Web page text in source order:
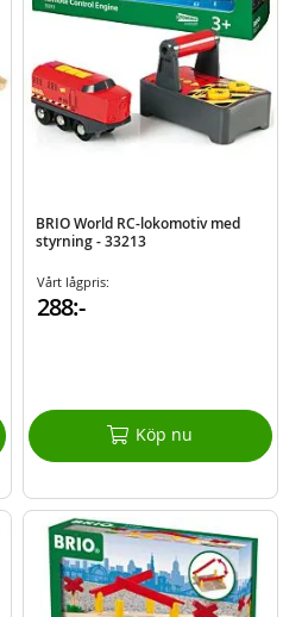
BRIO World RC-lokomotiv med
styrning - 33213
Vårt lågpris:
288:-
Köp nu